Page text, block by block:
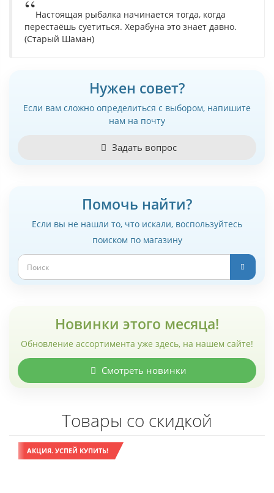
Настоящая рыбалка начинается тогда, когда
перестаёшь суетиться. Херабуна это знает давно.
(Старый Шаман)
Нужен совет?
Если вам сложно определиться с выбором, напишите
нам на почту
Задать вопрос
Помочь найти?
Если вы не нашли то, что искали, воспользуйтесь
поиском по магазину
Новинки этого месяца!
Обновление ассортимента уже здесь, на нашем сайте!
Смотреть новинки
Товары со скидкой
АКЦИЯ. УСПЕЙ КУПИТЬ!